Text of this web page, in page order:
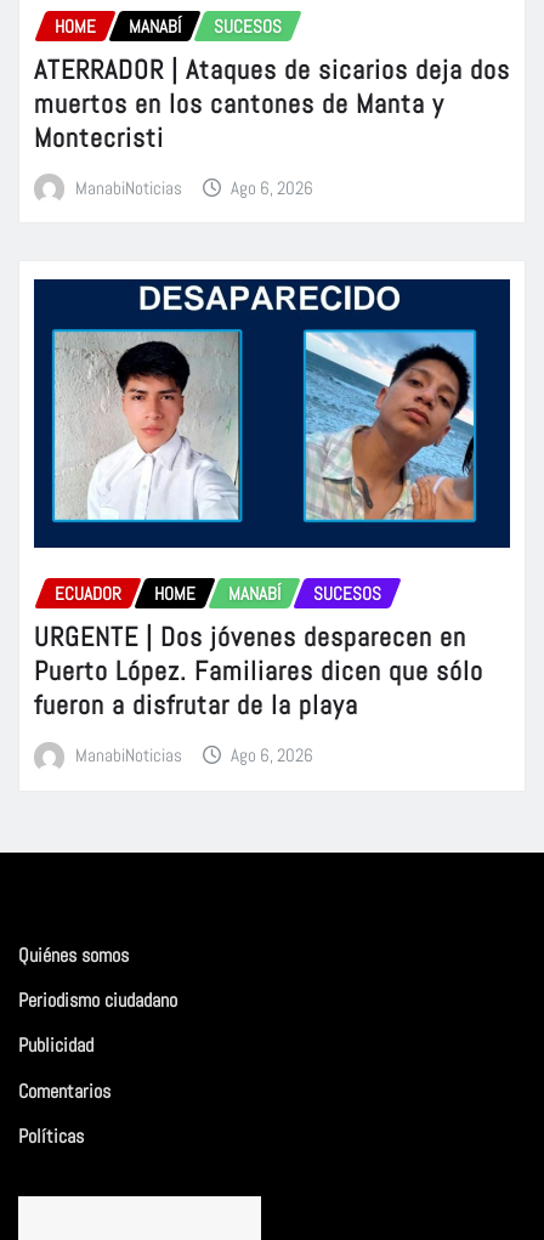
HOME MANABÍ SUCESOS
ATERRADOR | Ataques de sicarios deja dos
muertos en los cantones de Manta y
Montecristi
ManabiNoticias Ago 6, 2026
ECUADOR HOME MANABÍ SUCESOS
URGENTE | Dos jóvenes desparecen en
Puerto López. Familiares dicen que sólo
fueron a disfrutar de la playa
ManabiNoticias Ago 6, 2026
Quiénes somos
Periodismo ciudadano
Publicidad
Comentarios
Políticas